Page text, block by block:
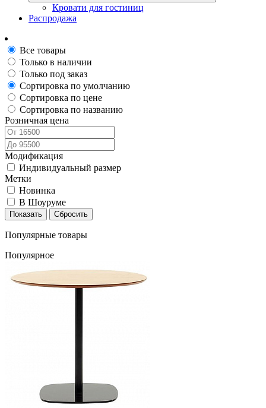
Кровати для гостиниц
Распродажа
Все товары
Только в наличии
Только под заказ
Сортировка по умолчанию
Сортировка по цене
Сортировка по названию
Розничная цена
Модификация
Индивидуальный размер
Метки
Новинка
В Шоуруме
Популярные товары
Популярное